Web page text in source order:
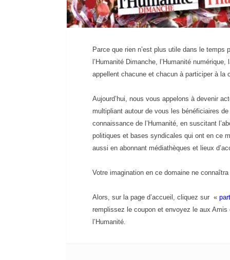
Parce que rien n’est plus utile dans le temps
l’Humanité Dimanche, l’Humanité
appellent chacune et chacun à participer à la
Aujourd’hui, nous vous appelons à devenir
multipliant autour de vous les bénéficiaires
connaissance de l’Humanité, en suscitant
politiques et bases syndicales qui ont en ce
aussi en abonnant médiathèques et lieux
Votre imagination en ce domaine ne
Alors, sur la page d’accueil, cliquez sur «
remplissez le coupon et envoyez le aux
l’Humanité.